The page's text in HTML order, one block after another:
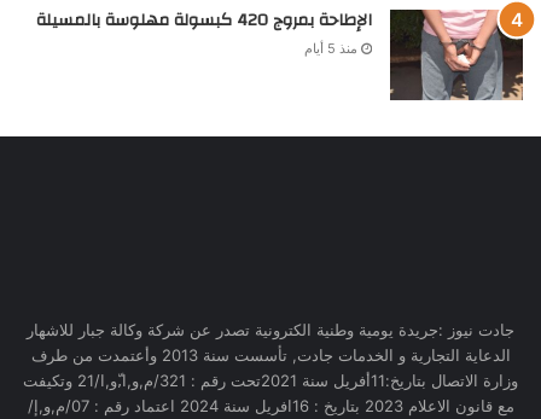
الإطاحة بمروج 420 كبسولة مهلوسة بالمسيلة
منذ 5 أيام
جادت نيوز :جريدة يومية وطنية الكترونية تصدر عن شركة وكالة جبار للاشهار
الدعاية التجارية و الخدمات جادت, تأسست سنة 2013 وأعتمدت من طرف
وزارة الاتصال بتاريخ:11أفريل سنة 2021تحت رقم : 321/م,و,ا,ّو,ا/21 وتكيفت
مع قانون الاعلام 2023 بتاريخ : 16افريل سنة 2024 اعتماد رقم : 07/م,و,إ/